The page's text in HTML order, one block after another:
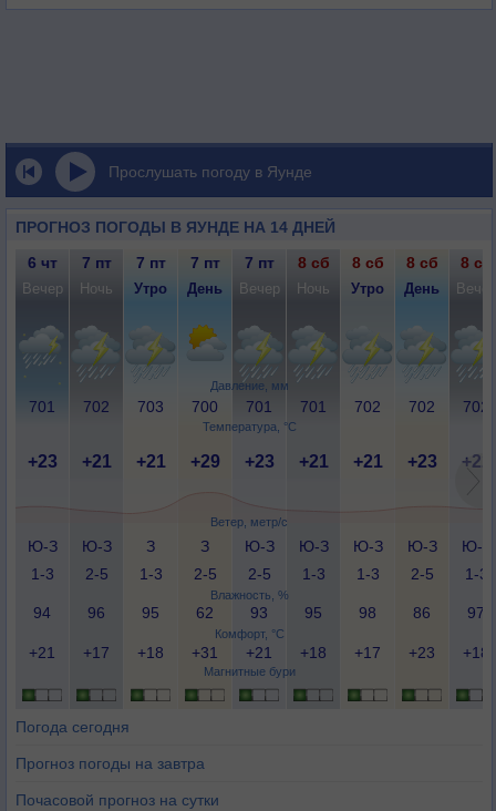
Прослушать погоду в Яунде
ПРОГНОЗ ПОГОДЫ В ЯУНДЕ НА 14 ДНЕЙ
Давление, мм
Температура, °C
Ветер, метр/с
Влажность, %
Комфорт, °C
Магнитные бури
6 чт 7 пт 7 пт 7 пт 7 пт 8 сб 8 сб 8 сб 8 сб
Вечер Ночь Утро День Вечер Ночь Утро День Вечер
701 702 703 700 701 701 702 702 702
+23 +21 +21 +29 +23 +21 +21 +23 +22
Ю-З
1-3
Ю-З
2-5
З
1-3
З
2-5
Ю-З
2-5
Ю-З
1-3
Ю-З
1-3
Ю-З
2-5
Ю-З
1-3
94 96 95 62 93 95 98 86 97
+21 +17 +18 +31 +21 +18 +17 +23 +18
Погода сегодня
Прогноз погоды на завтра
Почасовой прогноз на сутки